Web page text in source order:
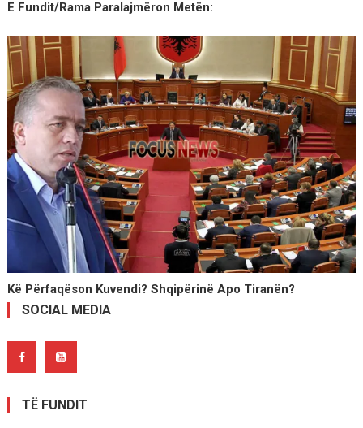
E Fundit/Rama Paralajmëron Metën:
Kë Përfaqëson Kuvendi? Shqipërinë Apo Tiranën?
SOCIAL MEDIA
TË FUNDIT